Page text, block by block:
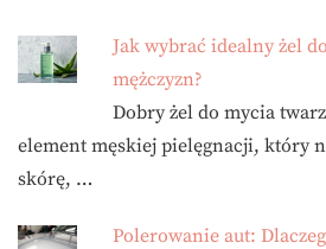
Jak wybrać idealny żel
mężczyzn?
Dobry żel do mycia
element męskiej pielęgnacji, który
skórę, …
Polerowanie aut: